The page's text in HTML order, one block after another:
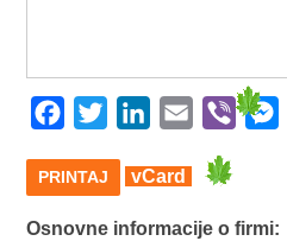
Facebook
Twitter LinkedInEmailViber
PRINTAJ vCard
Osnovne informacije o firmi: